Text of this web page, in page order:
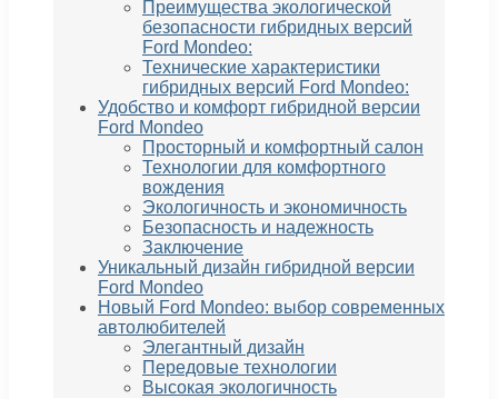
Преимущества экологической
безопасности гибридных версий
Ford Mondeo:
Технические характеристики
гибридных версий Ford Mondeo:
Удобство и комфорт гибридной версии
Ford Mondeo
Просторный и комфортный салон
Технологии для комфортного
вождения
Экологичность и экономичность
Безопасность и надежность
Заключение
Уникальный дизайн гибридной версии
Ford Mondeo
Новый Ford Mondeo: выбор современных
автолюбителей
Элегантный дизайн
Передовые технологии
Высокая экологичность